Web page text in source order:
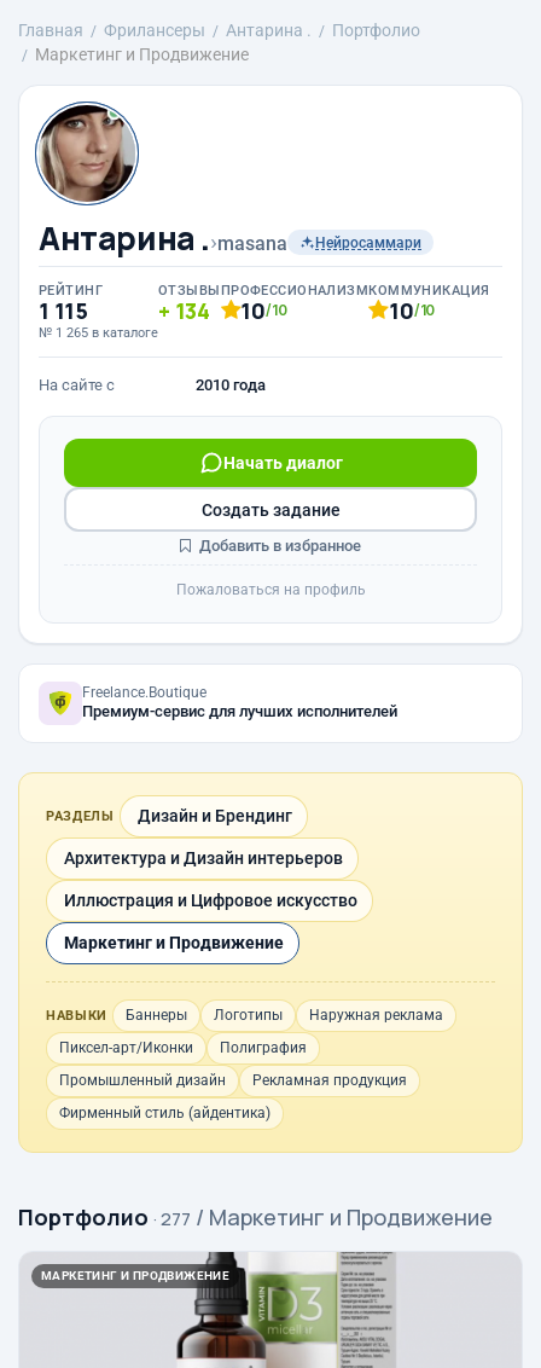
Главная Фрилансеры Антарина .
Портфолио
Маркетинг и Продвижение
Антарина .›masana Нейросаммари
РЕЙТИНГ
1 115
№ 1 265 в каталоге
ОТЗЫВЫ
134
ПРОФЕССИОНАЛИЗМ
10/10
КОММУНИКАЦИЯ
10/10
На сайте с 2010 года
Начать диалог
Создать задание
Добавить в избранное
Пожаловаться на профиль
Freelance.Boutique
Премиум-сервис для лучших исполнителей
РАЗДЕЛЫ Дизайн и Брендинг
Архитектура и Дизайн интерьеров
Иллюстрация и Цифровое искусство
Маркетинг и Продвижение
НАВЫКИ Баннеры Логотипы
Наружная реклама
Пиксел-арт/Иконки
Полиграфия
Промышленный дизайн
Рекламная продукция
Фирменный стиль (айдентика)
Портфолио · 277 / Маркетинг и Продвижение
МАРКЕТИНГ И ПРОДВИЖЕНИЕ